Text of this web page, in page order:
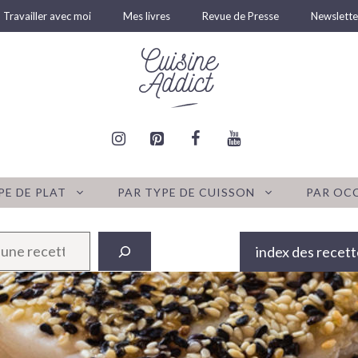
Travailler avec moi Mes livres Revue de Presse
DE PLAT PAR TYPE DE CUISSON PAR
index des